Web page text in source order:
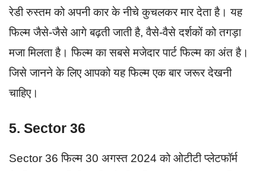
रेडी रुस्तम को अपनी कार के नीचे कुचलकर मार देता है। यह
फिल्म जैसे-जैसे आगे बढ़ती जाती है, वैसे-वैसे दर्शकों को तगड़ा
मजा मिलता है। फिल्म का सबसे मजेदार पार्ट फिल्म का अंत है।
जिसे जानने के लिए आपको यह फिल्म एक बार जरूर देखनी
चाहिए।
5. Sector 36
Sector 36 फिल्म 30 अगस्त 2024 को ओटीटी प्लेटफॉर्म